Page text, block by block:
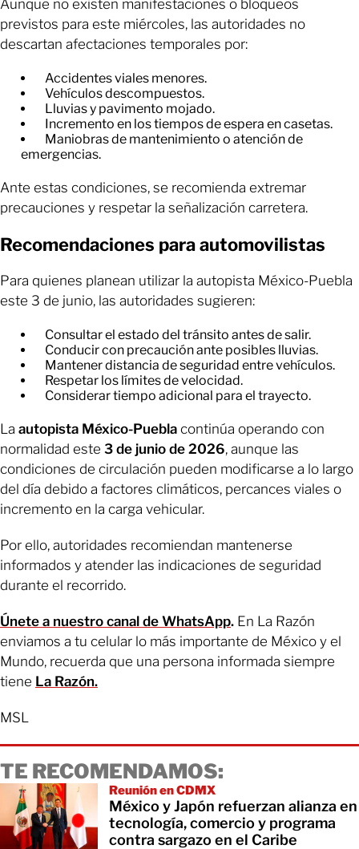
Aunque no existen manifestaciones o bloqueos
previstos para este miércoles, las autoridades no
descartan afectaciones temporales por:
Accidentes viales menores.
Vehículos descompuestos.
Lluvias y pavimento mojado.
Incremento en los tiempos de espera en casetas.
Maniobras de mantenimiento o atención de
emergencias.
Ante estas condiciones, se recomienda extremar
precauciones y respetar la señalización carretera.
Recomendaciones para automovilistas
Para quienes planean utilizar la autopista México-Puebla
este 3 de junio, las autoridades sugieren:
Consultar el estado del tránsito antes de salir.
Conducir con precaución ante posibles lluvias.
Mantener distancia de seguridad entre vehículos.
Respetar los límites de velocidad.
Considerar tiempo adicional para el trayecto.
La autopista México-Puebla continúa operando con
normalidad este 3 de junio de 2026, aunque las
condiciones de circulación pueden modificarse a lo largo
del día debido a factores climáticos, percances viales o
incremento en la carga vehicular.
Por ello, autoridades recomiendan mantenerse
informados y atender las indicaciones de seguridad
durante el recorrido.
Únete a nuestro canal de WhatsApp. En La Razón
enviamos a tu celular lo más importante de México y el
Mundo, recuerda que una persona informada siempre
tiene La Razón.
MSL
TE RECOMENDAMOS:
Reunión en CDMX
México y Japón refuerzan alianza en
tecnología, comercio y programa
contra sargazo en el Caribe